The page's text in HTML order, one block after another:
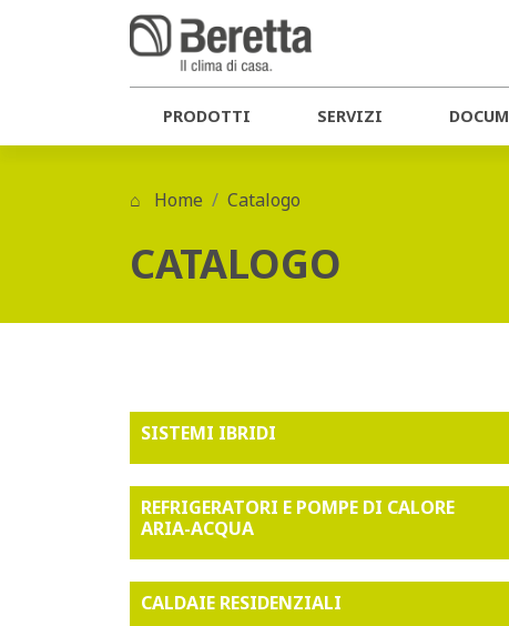
PRODOTTI SERVIZI
Home Catalogo
CATALOGO
SISTEMI IBRIDI
REFRIGERATORI E POMPE DI CALORE
ARIA-ACQUA
CALDAIE RESIDENZIALI